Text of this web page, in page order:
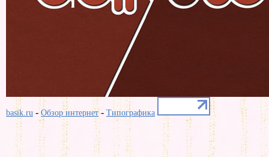
basik.ru -Обзор интернет- Типографика